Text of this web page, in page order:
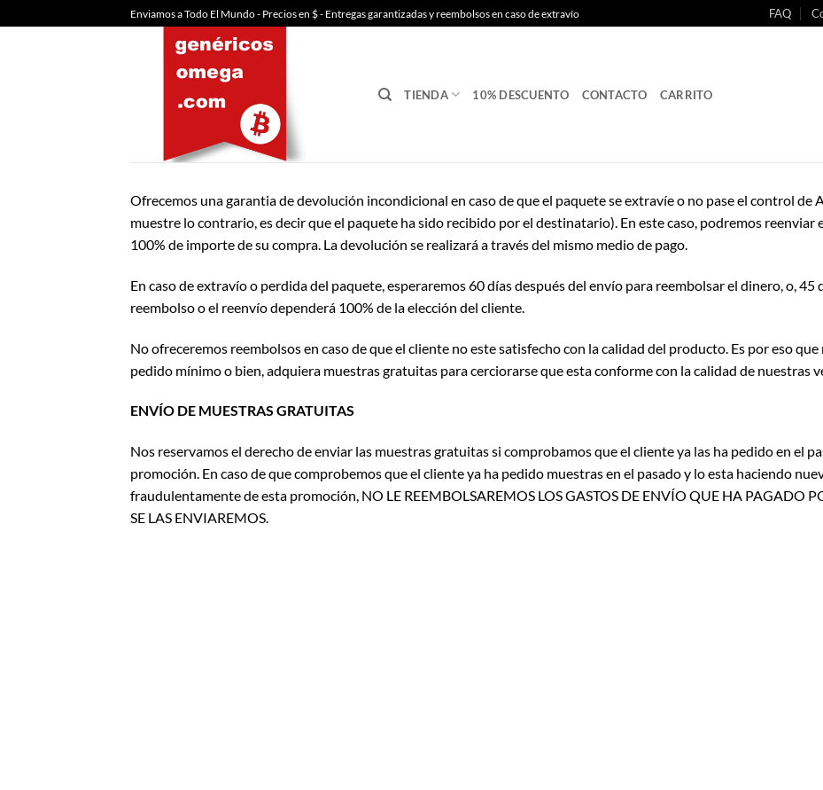
al
Enviamos a Todo El Mundo - Precios en $ - Entregas garantizadas y reembolsos en caso de extravío FAQ
TIENDA 10% DESCUENTO CONTACTO CARRITO
Ofrecemos una garantia de devolución incondicional en caso de que el paquete se extravíe o no pase el control de
muestre lo contrario, es decir que el paquete ha sido recibido por el destinatario). En este caso, podremos reenviar
100% de importe de su compra. La devolución se realizará a través del mismo medio de pago.
En caso de extravío o perdida del paquete, esperaremos 60 días después del envío para reembolsar el dinero, o, 45
reembolso o el reenvío dependerá 100% de la elección del cliente.
No ofreceremos reembolsos en caso de que el cliente no este satisfecho con la calidad del producto. Es por eso
pedido mínimo o bien, adquiera muestras gratuitas para cerciorarse que esta conforme con la calidad de nuestras
ENVÍO DE MUESTRAS GRATUITAS
Nos reservamos el derecho de enviar las muestras gratuitas si comprobamos que el cliente ya las ha pedido en el
promoción. En caso de que comprobemos que el cliente ya ha pedido muestras en el pasado y lo esta haciendo
fraudulentamente de esta promoción, NO LE REEMBOLSAREMOS LOS GASTOS DE ENVÍO QUE HA PAGADO
SE LAS ENVIAREMOS.